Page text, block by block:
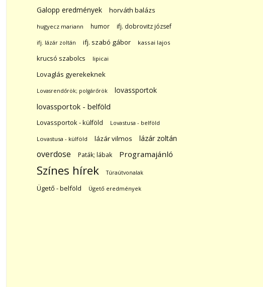
Galopp eredmények horváth balázs
hugyecz mariann humor ifj. dobrovitz józsef
ifj. lázár zoltán ifj. szabó gábor kassai lajos
krucsó szabolcs lipicai
Lovaglás gyerekeknek
Lovasrendőrök; polgárőrök
lovassportok
lovassportok - belföld
Lovassportok - külföld Lovastusa - belföld
Lovastusa - külföld lázár vilmos lázár zoltán
overdose Paták; lábak Programajánló
Színes hírek Túraútvonalak
Ügető - belföld Ügető eredmények